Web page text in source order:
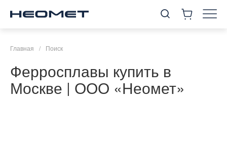
Главная / Поиск
Ферросплавы купить в
Москве | ООО «Неомет»